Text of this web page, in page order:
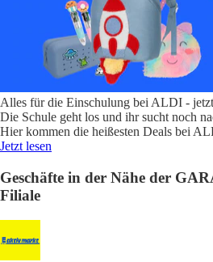
Alles für die Einschulung bei ALDI -
Die Schule geht los und ihr sucht noch
Hier kommen die heißesten Deals bei
Jetzt lesen
Geschäfte in der Nähe der
Filiale